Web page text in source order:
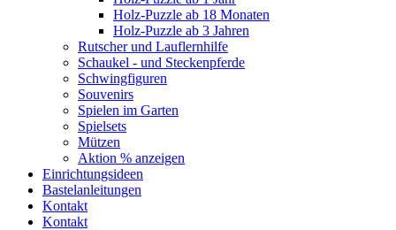
Holz-Puzzle ab 18 Monaten
Holz-Puzzle ab 3 Jahren
Rutscher und Lauflernhilfe
Schaukel - und Steckenpferde
Schwingfiguren
Souvenirs
Spielen im Garten
Spielsets
Mützen
Aktion % anzeigen
Einrichtungsideen
Bastelanleitungen
Kontakt
Kontakt